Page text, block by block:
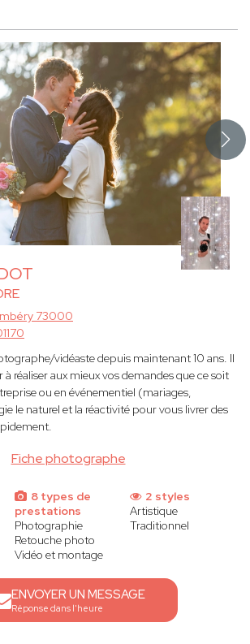
Fiche photographe
73000
vidéaste depuis maintenant 10 ans. Il
réaliser aux mieux vos demandes que ce soit
ou en événementiel (mariages,
le naturel et la réactivité pour vous livrer des
8 types de
prestations
Photographie
Retouche photo
Vidéo et montage
2 styles
Artistique
Traditionnel
ENVOYER UN MESSAGE
Réponse dans l'heure